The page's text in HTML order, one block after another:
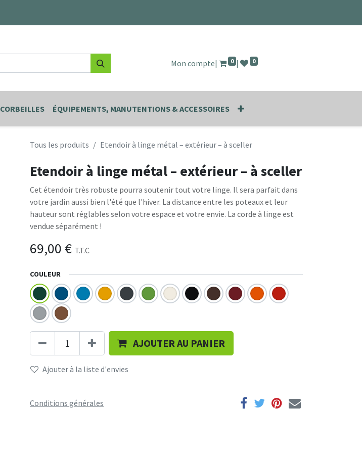
Mon compte| 0 | 0
CORBEILLES ÉQUIPEMENTS, MANUTENTIONS & ACCESSOIRES
Tous les produits Etendoir à linge métal – extérieur – à sceller
Etendoir à linge métal – extérieur – à sceller
Cet étendoir très robuste pourra soutenir tout votre linge. Il sera parfait dans
votre jardin aussi bien l'été que l'hiver. La distance entre les poteaux et leur
hauteur sont réglables selon votre espace et votre envie. La corde à linge est
vendue séparément !
69,00 € T.T.C
COULEUR
AJOUTER AU PANIER
Ajouter à la liste d'envies
Conditions générales